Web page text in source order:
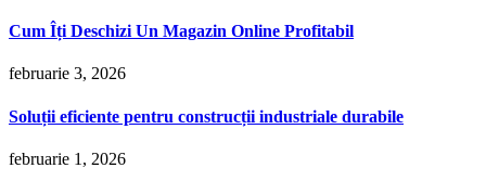
Cum Îți Deschizi Un Magazin Online Profitabil
februarie 3, 2026
Soluții eficiente pentru construcții industriale durabile
februarie 1, 2026